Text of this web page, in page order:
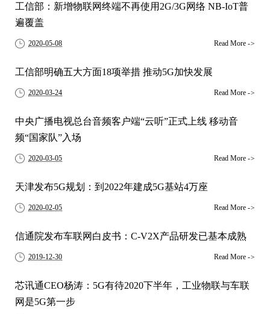
工信部：新增物联网终端不再使用2G/3G网络 NB-IoT普
遍覆盖
2020-05-08 Read More ->
工信部明确五大方面18项举措 推动5G加快发展
2020-03-24 Read More ->
中央广播电视总台音频客户端“云听”正式上线 移动音
频“国家队”入场
2020-03-05 Read More ->
天津发布5G规划：到2022年建成5G基站4万座
2020-02-05 Read More ->
信通院发布车联网白皮书：C-V2X产品研发已基本成熟
2019-12-30 Read More ->
芯讯通CEO杨涛：5G有待2020下半年，工业物联与车联
网是5G第一步